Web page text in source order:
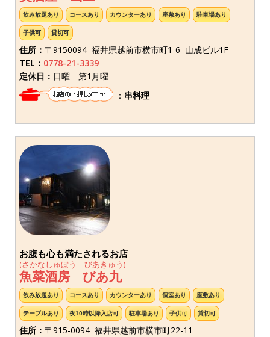
飲み放題あり コースあり カウンターあり 座敷あり 駐車場あり
子供可 貸切可
住所： 〒9150094 福井県越前市横市町1-6 山成ビル1F
TEL： 0778-21-3339
定休日： 日曜 第1月曜
： 串料理
お腹も心も満たされるお店
(さかなしゅぼう びあきゅう)
魚菜酒房 びあ九
飲み放題あり コースあり カウンターあり 個室あり 座敷あり
テーブルあり 夜10時以降入店可 駐車場あり 子供可 貸切可
住所： 〒915-0094 福井県越前市横市町22-11